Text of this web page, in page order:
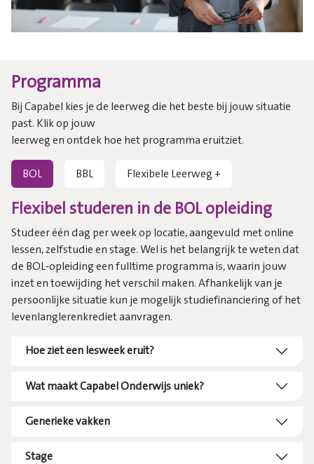
Programma
Bij Capabel kies je de leerweg die het beste bij jouw situatie
past. Klik op jouw
leerweg en ontdek hoe het programma eruitziet.
BOL BBL Flexibele Leerweg +
Flexibel studeren in de BOL opleiding
Studeer één dag per week op locatie, aangevuld met online
lessen, zelfstudie en stage. Wel is het belangrijk te weten dat
de BOL-opleiding een fulltime programma is, waarin jouw
inzet en toewijding het verschil maken. Afhankelijk van je
persoonlijke situatie kun je mogelijk studiefinanciering of het
levenlanglerenkrediet aanvragen.
Hoe ziet een lesweek eruit?
Wat maakt Capabel Onderwijs uniek?
Generieke vakken
Stage